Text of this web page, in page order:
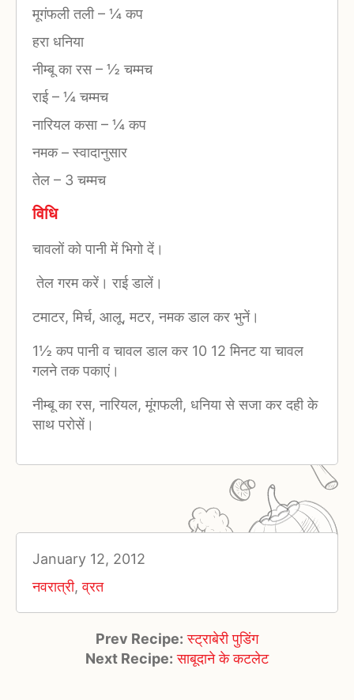
मूगंफली तली– ¼ कप
हरा धनिया
नीम्बू का रस– ½ चम्मच
राई– ¼ चम्मच
नारियल कसा– ¼ कप
नमक–स्वादानुसार
तेल – 3 चम्मच
विधि
चावलों को पानी में भिगो दें।
तेल गरम करें। राई डालें।
टमाटर, मिर्च, आलू, मटर, नमक डाल कर भुनें।
1½ कप पानी व चावल डाल कर 10 12 मिनट या चावल
गलने तक पकाएं।
नीम्बू का रस, नारियल, मूंगफली, धनिया से सजा कर दही के
साथ परोसें।
January 12, 2012
नवरात्री,व्रत
Prev Recipe: स्ट्राबेरी पुडिंग
Next Recipe: साबूदाने के कटलेट